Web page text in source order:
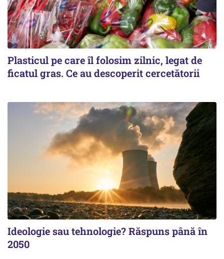
Plasticul pe care îl folosim zilnic, legat de
ficatul gras. Ce au descoperit cercetătorii
Ideologie sau tehnologie? Răspuns până în
2050